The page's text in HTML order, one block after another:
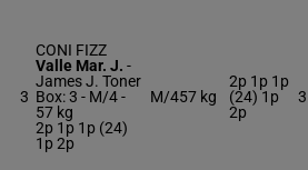
3
CONI FIZZ
Valle Mar. J. -
James J. Toner
Box: 3 - M/4 -
57 kg
2p 1p 1p (24)
1p 2p
M/457 kg
2p 1p 1p
(24) 1p
2p
3